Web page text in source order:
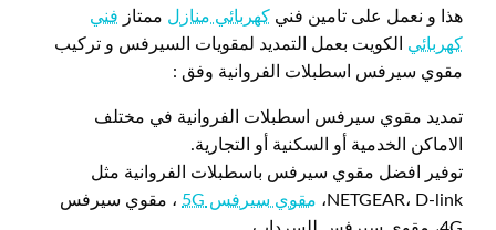
هذا و نعمل على تامين فني كهربائي منازل ممتاز فني
كهربائي الكويت بعمل التمديد لمقويات السيرفس و تركيب
مقوي سيرفس اسطبلات الفروانية وفق :
تمديد مقوي سيرفس اسطبلات الفروانية في مختلف
الاماكن الخدمية أو السكنية أو التجارية.
توفير افضل مقوي سيرفس باسطبلات الفروانية مثل
NETGEAR، D-link،
مقوي سيرفس 5G
، مقوي سيرفس